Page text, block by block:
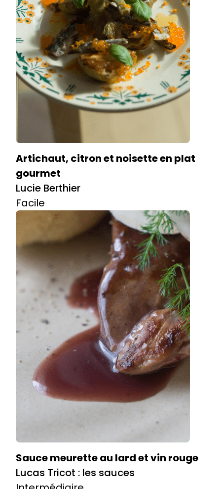
Artichaut, citron et noisette en plat
gourmet
Lucie Berthier
Facile
Sauce meurette au lard et vin rouge
Lucas Tricot : les sauces